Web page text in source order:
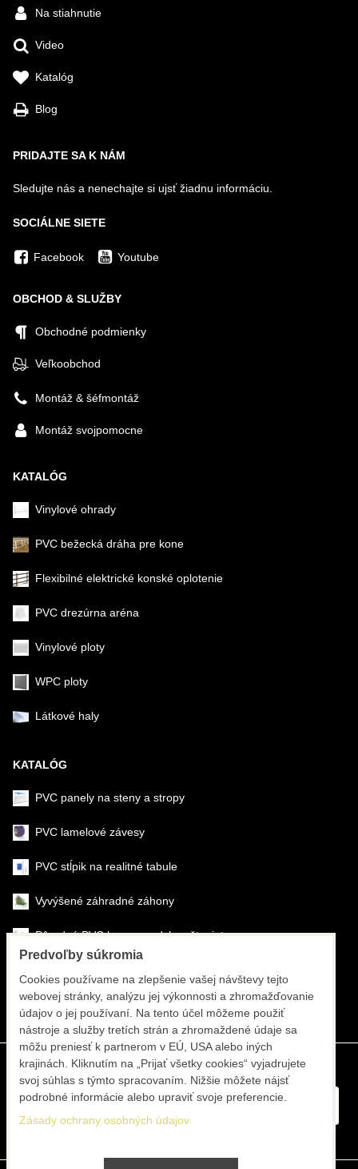
Na stiahnutie
Video
Katalóg
Blog
PRIDAJTE SA K NÁM
Sledujte nás a nenechajte si ujsť žiadnu informáciu.
SOCIÁLNE SIETE
Facebook Youtube
OBCHOD & SLUŽBY
Obchodné podmienky
Veľkoobchod
Montáž & šéfmontáž
Montáž svojpomocne
KATALÓG
Vinylové ohrady
PVC bežecká dráha pre kone
Flexibilné elektrické konské oplotenie
PVC drezúrna aréna
Vinylové ploty
WPC ploty
Látkové haly
KATALÓG
PVC panely na steny a stropy
PVC lamelové závesy
PVC stĺpik na realitné tabule
Vyvýšené záhradné záhony
Pôrodné PVC boxy na odchov šteniat
Športové systémy
Predvoľby súkromia
Cookies používame na zlepšenie vašej návštevy tejto
webovej stránky, analýzu jej výkonnosti a zhromažďovanie
údajov o jej používaní. Na tento účel môžeme použiť
nástroje a služby tretích strán a zhromaždené údaje sa
môžu preniesť k partnerom v EÚ, USA alebo iných
krajinách. Kliknutím na „Prijať všetky cookies“ vyjadrujete
svoj súhlas s týmto spracovaním. Nižšie môžete nájsť
podrobné informácie alebo upraviť svoje preferencie.
Zásady ochrany osobných údajov